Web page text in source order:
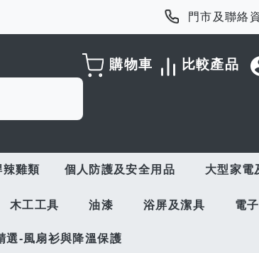
門市及聯絡
比較產品
購物車
辣雞類 個人防護及安全用品 大型家電
木工工具 油漆 浴屏及潔具 電
選-風扇衫與降溫保護